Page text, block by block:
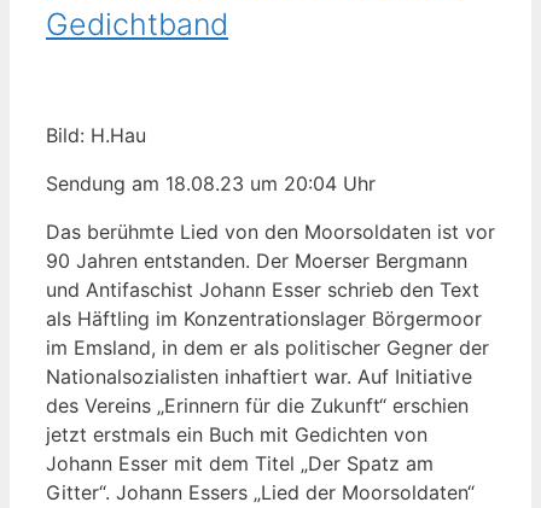
Gedichtband
Bild: H.Hau
Sendung am 18.08.23 um 20:04 Uhr
Das berühmte Lied von den Moorsoldaten ist vor
90 Jahren entstanden. Der Moerser Bergmann
und Antifaschist Johann Esser schrieb den Text
als Häftling im Konzentrationslager Börgermoor
im Emsland, in dem er als politischer Gegner der
Nationalsozialisten inhaftiert war. Auf Initiative
des Vereins „Erinnern für die Zukunft“ erschien
jetzt erstmals ein Buch mit Gedichten von
Johann Esser mit dem Titel „Der Spatz am
Gitter“. Johann Essers „Lied der Moorsoldaten“